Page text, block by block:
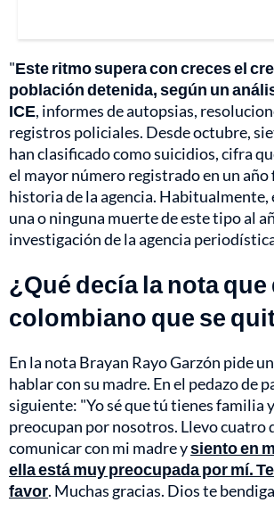
"Este ritmo supera con creces el
población detenida, según un
ICE, informes de autopsias,
registros policiales. Desde octubre,
han clasificado como suicidios, cifra
el mayor número registrado en un año
historia de la agencia. Habitualmente,
una o ninguna muerte de este tipo al
investigación de la agencia
¿Qué decía la nota que
colombiano que se
En la nota Brayan Rayo Garzón pide
hablar con su madre. En el pedazo de
siguiente: "Yo sé que tú tienes familia
preocupan por nosotros. Llevo cuatro
comunicar con mi madre ysiento en
ella está muy preocupada por mí.
favor. Muchas gracias. Dios te